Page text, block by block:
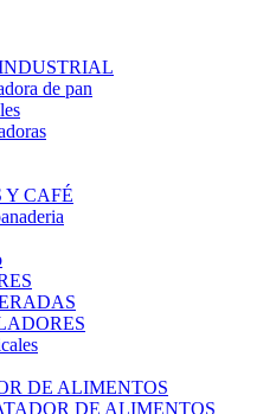
de pan
Y CAFÉ
DE ALIMENTOS
DE ALIMENTOS